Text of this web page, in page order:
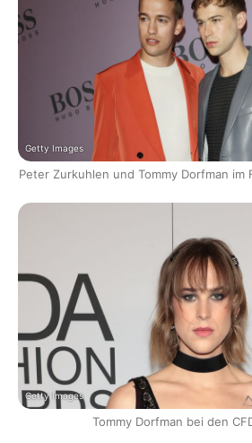
Getty Images
Peter Zurkuhlen und Tommy Dorfman im
Getty Images
Tommy Dorfman bei den